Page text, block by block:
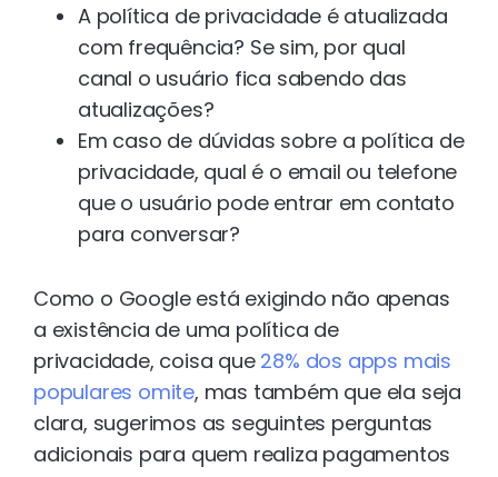
A política de privacidade é atualizada
com frequência? Se sim, por qual
canal o usuário fica sabendo das
atualizações?
Em caso de dúvidas sobre a política de
privacidade, qual é o email ou telefone
que o usuário pode entrar em contato
para conversar?
Como o Google está exigindo não apenas
a existência de uma política de
privacidade, coisa que 28% dos apps mais
populares omite, mas também que ela seja
clara, sugerimos as seguintes perguntas
adicionais para quem realiza pagamentos